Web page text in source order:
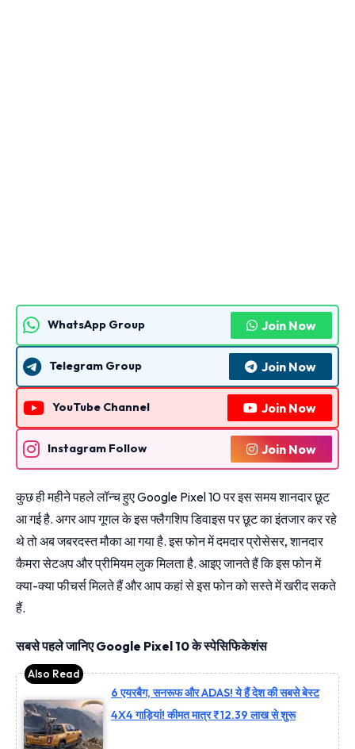
WhatsApp Group Join Now
Telegram Group Join Now
YouTube Channel Join Now
Instagram Follow Join Now
कुछ ही महीने पहले लॉन्च हुए Google Pixel 10 पर इस समय शानदार छूट
आ गई है. अगर आप गूगल के इस फ्लैगशिप डिवाइस पर छूट का इंतजार कर रहे
थे तो अब जबरदस्त मौका आ गया है. इस फोन में दमदार प्रोसेसर, शानदार
कैमरा सेटअप और प्रीमियम लुक मिलता है. आइए जानते हैं कि इस फोन में
क्या-क्या फीचर्स मिलते हैं और आप कहां से इस फोन को सस्ते में खरीद सकते
हैं.
सबसे पहले जानिए Google Pixel 10 के स्पेसिफिकेशंस
6 एयरबैग, सनरूफ और ADAS! ये हैं देश की सबसे बेस्ट
4X4 गाड़ियां! कीमत मात्र ₹12.39 लाख से शुरू